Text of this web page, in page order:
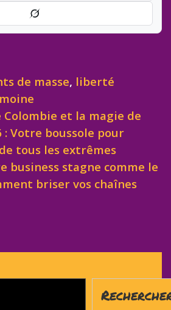
de masse, liberté
Colombie et la magie de
: Votre boussole pour
tous les extrêmes
business stagne comme le
briser vos chaînes